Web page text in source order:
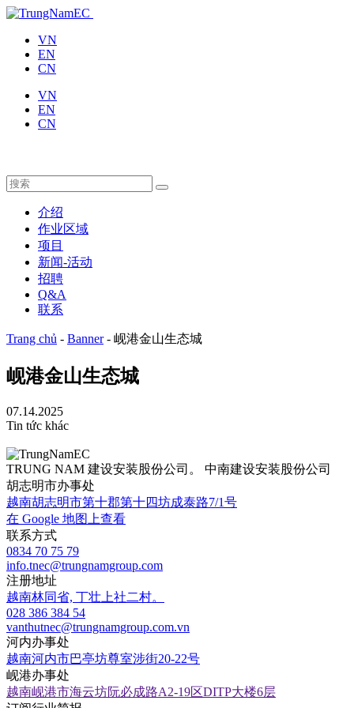
VN
EN
CN
VN
EN
CN
介绍
作业区域
项目
新闻-活动
招聘
Q&A
联系
Trang chủ - Banner- 岘港金山生态城
岘港金山生态城
07.14.2025
Tin tức khác
TRUNG NAM 建设安装股份公司。 中南建设安装股份公司
胡志明市办事处
越南胡志明市第十郡第十四坊成泰路7/1号
在 Google 地图上查看
联系方式
0834 70 75 79
info.tnec@trungnamgroup.com
注册地址
越南林同省, 丁壮上社二村。
028 386 384 54
vanthutnec@trungnamgroup.com.vn
河内办事处
越南河内市巴亭坊尊室涉街20-22号
岘港办事处
越南岘港市海云坊阮必成路A2-19区DITP大楼6层